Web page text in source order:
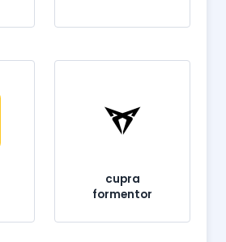
cupra
formentor